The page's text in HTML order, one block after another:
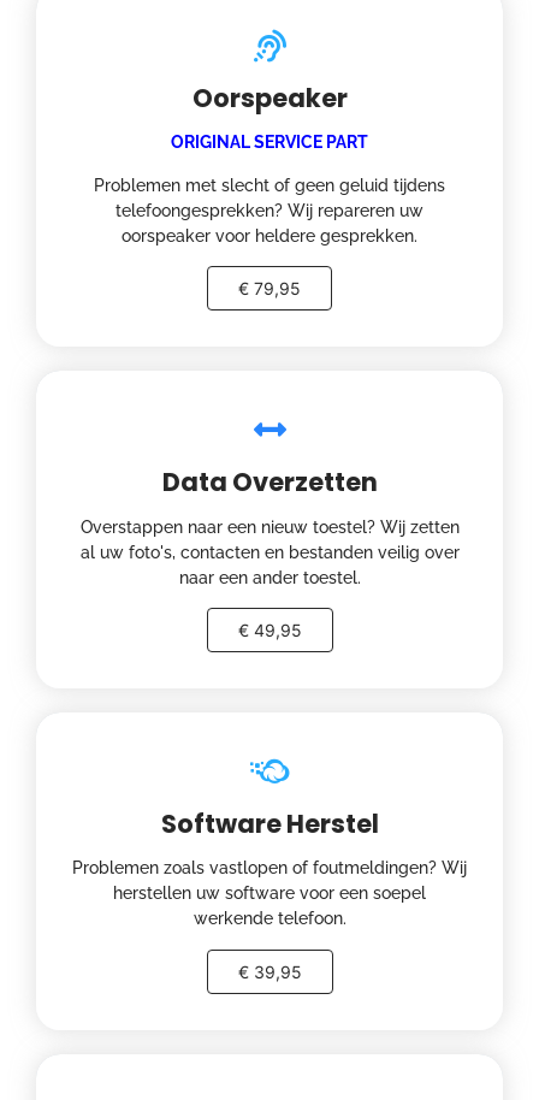
Oorspeaker
ORIGINAL SERVICE PART
Problemen met slecht of geen geluid tijdens
telefoongesprekken? Wij repareren uw
oorspeaker voor heldere gesprekken.
€ 79,95
Data Overzetten
Overstappen naar een nieuw toestel? Wij zetten
al uw foto's, contacten en bestanden veilig over
naar een ander toestel.
€ 49,95
Software Herstel
Problemen zoals vastlopen of foutmeldingen? Wij
herstellen uw software voor een soepel
werkende telefoon.
€ 39,95